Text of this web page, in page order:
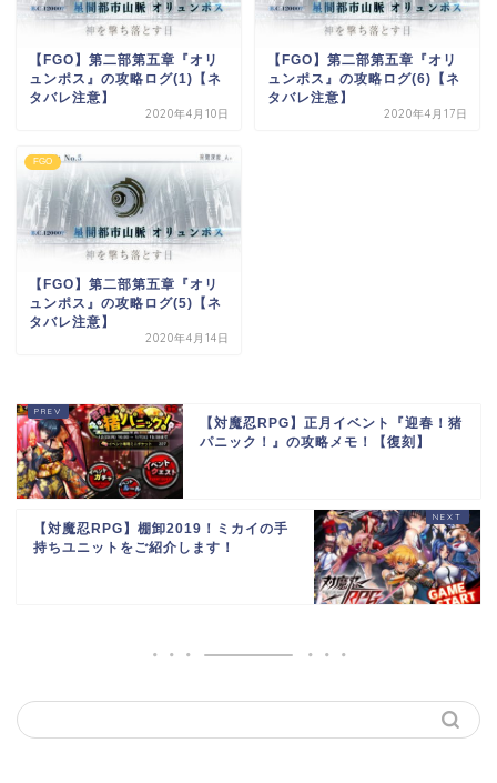
【FGO】第二部第五章『オリ
ュンポス』の攻略ログ(1)【ネ
タバレ注意】
2020年4月10日
【FGO】第二部第五章『オリ
ュンポス』の攻略ログ(6)【ネ
タバレ注意】
2020年4月17日
FGO
【FGO】第二部第五章『オリ
ュンポス』の攻略ログ(5)【ネ
タバレ注意】
2020年4月14日
【対魔忍RPG】正月イベント『迎春！猪
パニック！』の攻略メモ！【復刻】
【対魔忍RPG】棚卸2019！ミカイの手
持ちユニットをご紹介します！